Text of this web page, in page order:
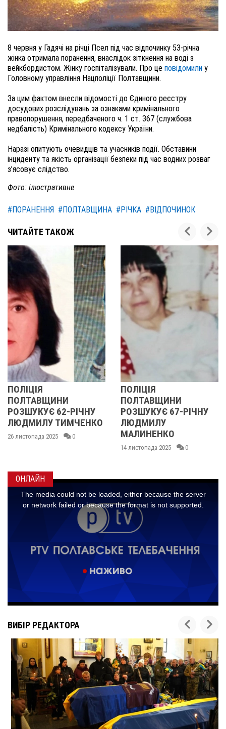
8 червня у Гадячі на річці Псел під час відпочинку 53-річна
жінка отримала поранення, внаслідок зіткнення на воді з
вейкбордистом. Жінку госпіталізували. Про це повідомили у
Головному управління Нацполіції Полтавщини.
За цим фактом внесли відомості до Єдиного реєстру
досудових розслідувань за ознаками кримінального
правопорушення, передбаченого ч. 1 ст. 367 (службова
недбалість) Кримінального кодексу України.
Наразі опитують очевидців та учасників події. Обставини
інциденту та якість організації безпеки під час водних розваг
з’ясовує слідство.
Фото: ілюстративне
#ПОРАНЕННЯ #ПОЛТАВЩИНА #РІЧКА #ВІДПОЧИНОК
ЧИТАЙТЕ ТАКОЖ
ПОЛТАВЩИНИ
РОЗШУКУЄ 67-РІЧНУ
ЛЮДМИЛУ
МАЛИНЕНКО
ОБЛАСТІ
РОЗШУКУЮТЬ
РІЧНУ ЗОЮ
14 листопада 2025
ОНЛАЙН
ВИБІР РЕДАКТОРА